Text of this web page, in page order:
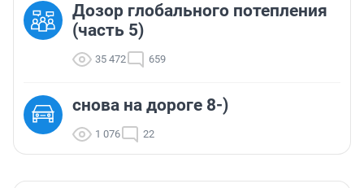
Дозор глобального потепления
(часть 5)
35 472 659
снова на дороге 8-)
1 076 22